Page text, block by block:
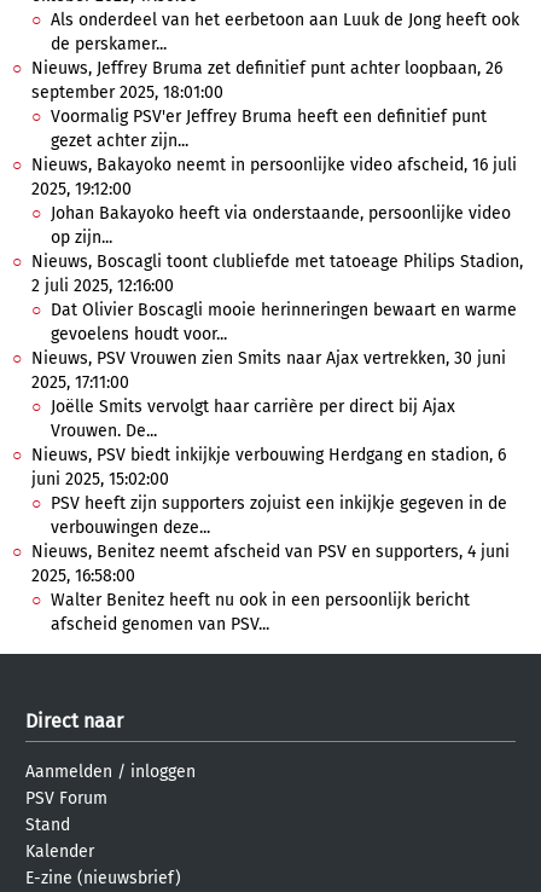
Als onderdeel van het eerbetoon aan Luuk de Jong heeft ook
de perskamer...
Nieuws, Jeffrey Bruma zet definitief punt achter loopbaan, 26
september 2025, 18:01:00
Voormalig PSV'er Jeffrey Bruma heeft een definitief punt
gezet achter zijn...
Nieuws, Bakayoko neemt in persoonlijke video afscheid, 16 juli
2025, 19:12:00
Johan Bakayoko heeft via onderstaande, persoonlijke video
op zijn...
Nieuws, Boscagli toont clubliefde met tatoeage Philips Stadion,
2 juli 2025, 12:16:00
Dat Olivier Boscagli mooie herinneringen bewaart en warme
gevoelens houdt voor...
Nieuws, PSV Vrouwen zien Smits naar Ajax vertrekken, 30 juni
2025, 17:11:00
Joëlle Smits vervolgt haar carrière per direct bij Ajax
Vrouwen. De...
Nieuws, PSV biedt inkijkje verbouwing Herdgang en stadion, 6
juni 2025, 15:02:00
PSV heeft zijn supporters zojuist een inkijkje gegeven in de
verbouwingen deze...
Nieuws, Benitez neemt afscheid van PSV en supporters, 4 juni
2025, 16:58:00
Walter Benitez heeft nu ook in een persoonlijk bericht
afscheid genomen van PSV...
Direct naar
Aanmelden / inloggen
PSV Forum
Stand
Kalender
E-zine (nieuwsbrief)